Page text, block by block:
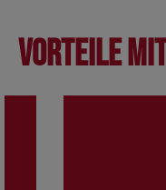
Vorteile mit